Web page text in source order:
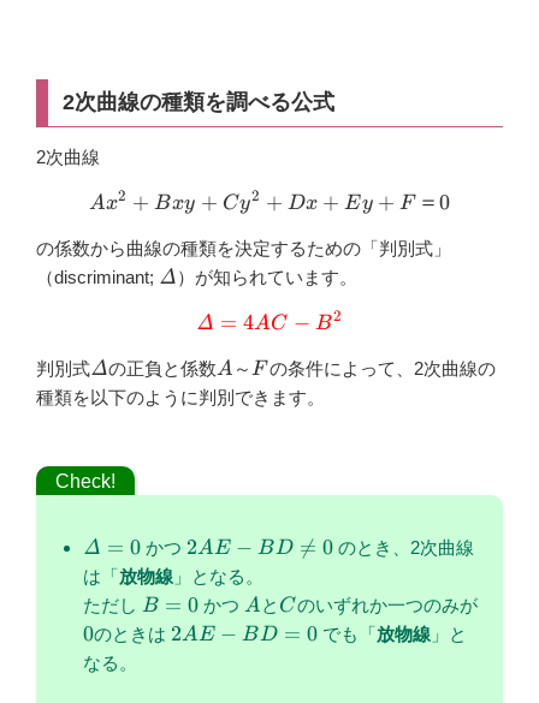
2次曲線の種類を調べる公式
2次曲線
Ax2 + Bxy + Cy2 + Dx + Ey + F ＝0
の係数から曲線の種類を決定するための「判別式」
（discriminant; \varDelta
Δ）が知られています。
Δ = 4AC − B2
判別式\varDelta
Δの正負と係数A
A ～F
F の条件によって、2次曲線の
種類を以下のように判別できます。
\varDelta=0
Δ = 0かつ 2AE-
BD
\ne 0
2AE − BD 
= 0 のとき、2次曲線
は「放物線」となる。
ただし B=0
B = 0 かつ A
Aと C
Cのいずれか一つのみが0
0のときは 2AE-
2AE − BD = 0 でも「放物線 」と
なる。